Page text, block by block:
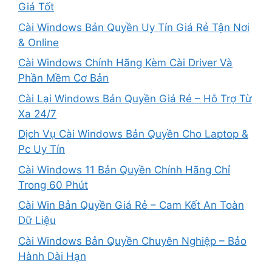
Giá Tốt
Cài Windows Bản Quyền Uy Tín Giá Rẻ Tận Nơi
& Online
Cài Windows Chính Hãng Kèm Cài Driver Và
Phần Mềm Cơ Bản
Cài Lại Windows Bản Quyền Giá Rẻ – Hỗ Trợ Từ
Xa 24/7
Dịch Vụ Cài Windows Bản Quyền Cho Laptop &
Pc Uy Tín
Cài Windows 11 Bản Quyền Chính Hãng Chỉ
Trong 60 Phút
Cài Win Bản Quyền Giá Rẻ – Cam Kết An Toàn
Dữ Liệu
Cài Windows Bản Quyền Chuyên Nghiệp – Bảo
Hành Dài Hạn